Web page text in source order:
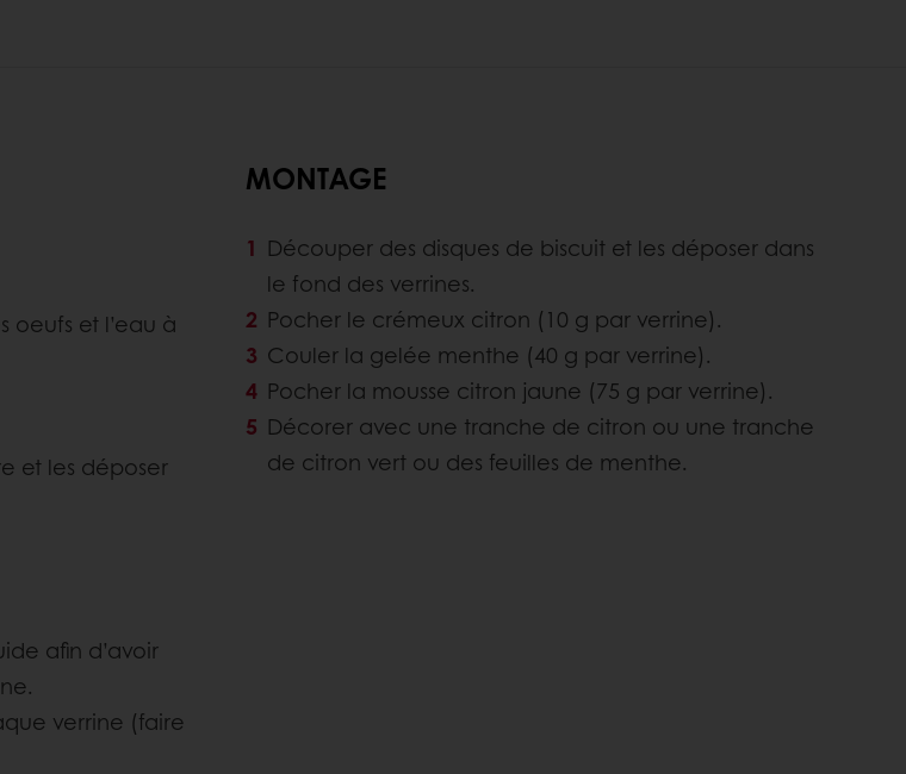
oeufs et l’eau à
et les déposer
afin d’avoir
verrine (faire
MONTAGE
Découper des disques de biscuit et les déposer dans
le fond des verrines.
Pocher le crémeux citron (10 g par verrine).
Couler la gelée menthe (40 g par verrine).
Pocher la mousse citron jaune (75 g par verrine).
Décorer avec une tranche de citron ou une tranche
de citron vert ou des feuilles de menthe.